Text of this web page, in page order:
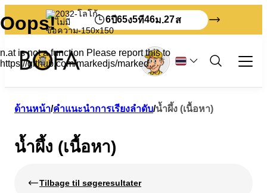
6ปี65ง5ที46ม.27ส
การจัดเรียง
ทุกสิ่งเกี่ยวกับขยะเชิงพาณิชย์
บริการตนเอง
ค่าธรรมเนียมผู้ผลิต
นักท่องเที่ยว
สื่อสิ่งพิมพ์เป็นภาษาอังกฤษ
ด้านหน้า/คำแนะนำการเรียงลำดับ/น้ำผึ้ง (เนื้อหา)
น้ำผึ้ง (เนื้อหา)
Tilbage til søgeresultater